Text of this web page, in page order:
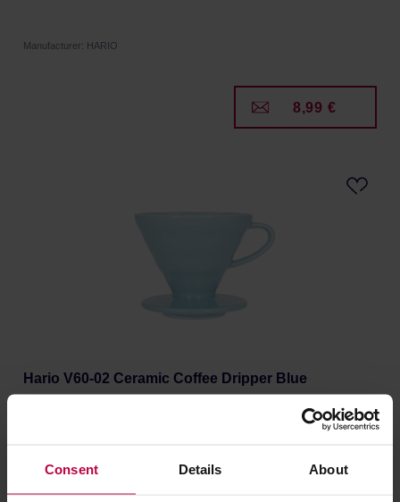
Consent Details About
Manufacturer: HARIO
8,99 €
Hario V60-02 Ceramic Coffee Dripper Blue